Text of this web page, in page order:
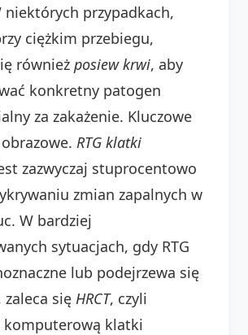
przypadkach,
ciężkim przebiegu,
również posiew krwi, aby
konkretny patogen
za zakażenie. Kluczowe
RTG klatki
zazwyczaj stuprocentowo
zmian zapalnych w
W bardziej
sytuacjach, gdy RTG
lub podejrzewa się
zaleca się HRCT, czyli
klatki